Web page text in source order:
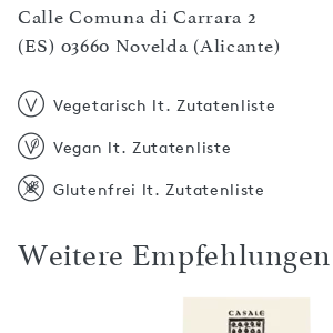
Calle Comuna di Carrara 2
(ES) 03660 Novelda (Alicante)
Vegetarisch lt. Zutatenliste
Vegan lt. Zutatenliste
Glutenfrei lt. Zutatenliste
Weitere Empfehlungen